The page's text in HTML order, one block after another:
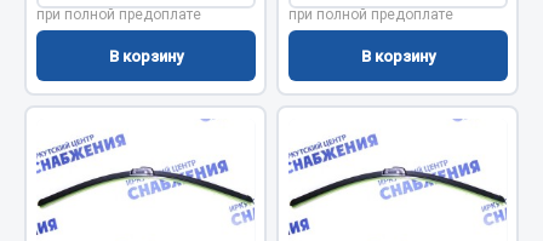
Сцепление
Показать ещё
Запчасти SHAANXI (SHACMAN)
при полной предоплате
В корзину
при полной предоплате
В корзину